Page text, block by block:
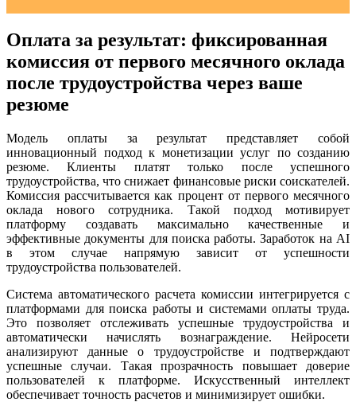
Оплата за результат: фиксированная
комиссия от первого месячного оклада
после трудоустройства через ваше
резюме
Модель оплаты за результат представляет собой
инновационный подход к монетизации услуг по созданию
резюме. Клиенты платят только после успешного
трудоустройства, что снижает финансовые риски соискателей.
Комиссия рассчитывается как процент от первого месячного
оклада нового сотрудника. Такой подход мотивирует
платформу создавать максимально качественные и
эффективные документы для поиска работы. Заработок на AI
в этом случае напрямую зависит от успешности
трудоустройства пользователей.
Система автоматического расчета комиссии интегрируется с
платформами для поиска работы и системами оплаты труда.
Это позволяет отслеживать успешные трудоустройства и
автоматически начислять вознаграждение. Нейросети
анализируют данные о трудоустройстве и подтверждают
успешные случаи. Такая прозрачность повышает доверие
пользователей к платформе. Искусственный интеллект
обеспечивает точность расчетов и минимизирует ошибки.